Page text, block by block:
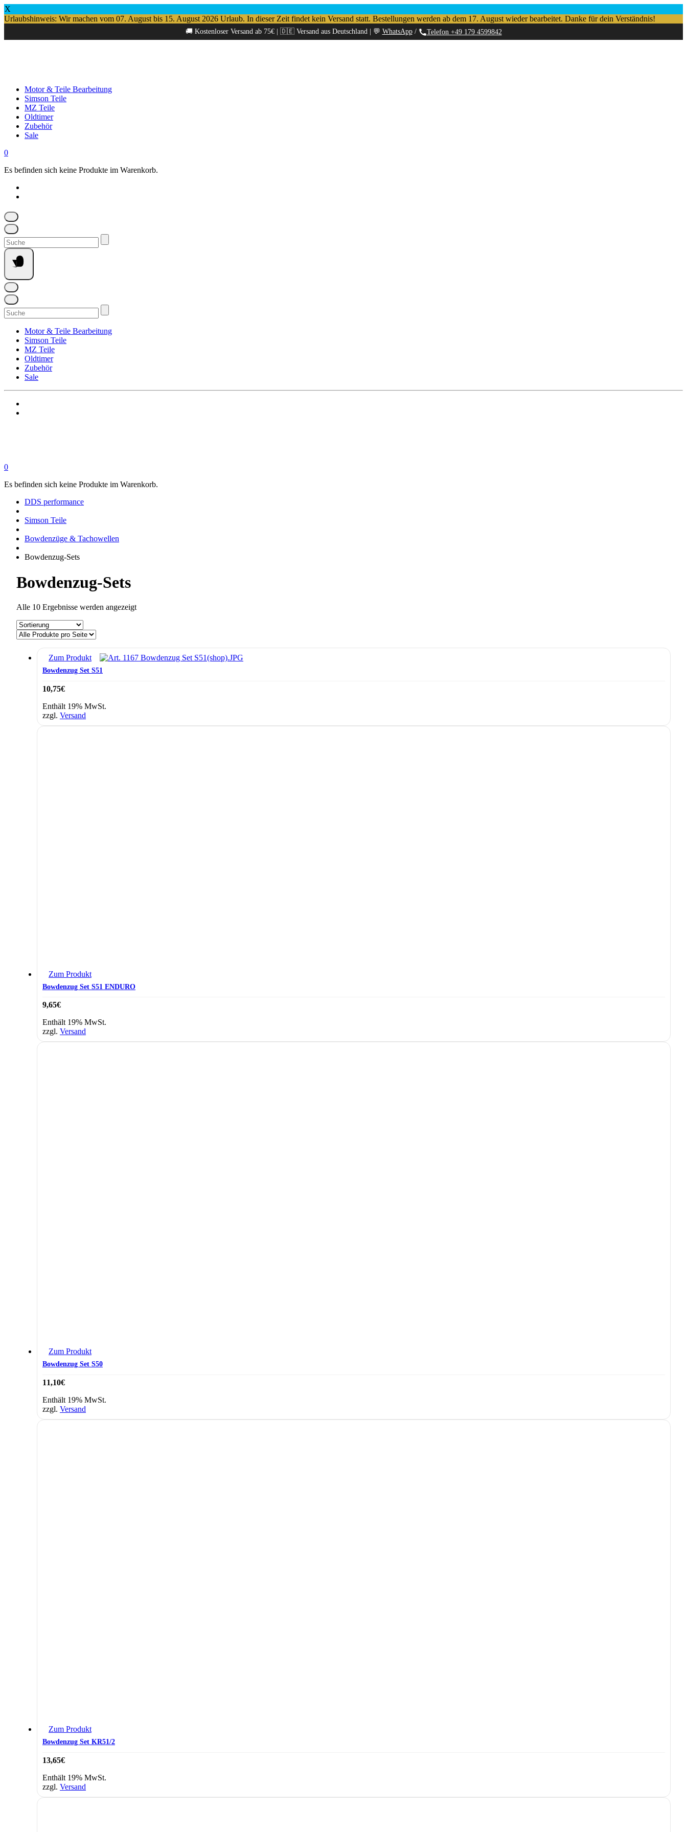
X
Urlaubshinweis: Wir machen vom 07. August bis 15. August 2026 Urlaub. In dieser Zeit findet kein Versand statt. Bestellungen werden ab dem 17. August wieder bearbeitet. Danke für dein Verständnis!
🚚 Kostenloser Versand ab 75€ | 🇩🇪 Versand aus Deutschland | 💬 WhatsApp/ Telefon +49 179 4599842
Motor & Teile Bearbeitung
Simson Teile
MZ Teile
Oldtimer
Zubehör
Sale
0
Es befinden sich keine Produkte im Warenkorb.
Suchen
nach:
Suchen
nach:
Motor & Teile Bearbeitung
Simson Teile
MZ Teile
Oldtimer
Zubehör
Sale
0
Es befinden sich keine Produkte im Warenkorb.
DDS performance
Simson Teile
Bowdenzüge & Tachowellen
Bowdenzug-Sets
Bowdenzug-Sets
Alle 10 Ergebnisse werden angezeigt
Zum Produkt
Bowdenzug Set S51
10,75€
Enthält 19% MwSt.
zzgl. Versand
Zum Produkt
Bowdenzug Set S51 ENDURO
9,65€
Enthält 19% MwSt.
zzgl. Versand
Zum Produkt
Bowdenzug Set S50
11,10€
Enthält 19% MwSt.
zzgl. Versand
Zum Produkt
Bowdenzug Set KR51/2
13,65€
Enthält 19% MwSt.
zzgl. Versand